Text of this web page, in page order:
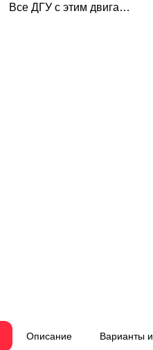
Все ДГУ с этим двигателем
Описание Варианты